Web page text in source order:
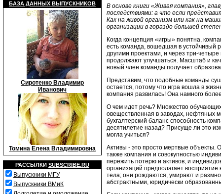
БАЗА ДАННЫХ ВЫПУСКНИКОВ
Сиротенко Владимир
Иванович
Томина Елена Владимировна
РАССЫЛКИ SUBSCRIBE.RU
Выпускники МГУ
Выпускники ВМиК
В основе книги «Живая компания»,
последствиями: а что если
Как на живой организм или как на
организации в гораздо большей
Когда концепция «игры» понятна,
есть команда, вошедшая в устойчивый
другими проектами, и через три-
продолжают улучшаться. Масштаб и
новый член команды получает
Представим, что подобные команды
остается, потому что игра вошла в
компания развилась! Она намного
О чем идет речь? Множество
овеществленная в заводах, нефтяных
бухгалтерский баланс способность
десятилетие назад? Присуще ли это
могла учиться?
Активы - это просто мертвые объекты.
также компания и совокупностью
пережить потерю и активов, и
организаций предполагает
тела; они рождаются, умирают и
абстрактными, юридически